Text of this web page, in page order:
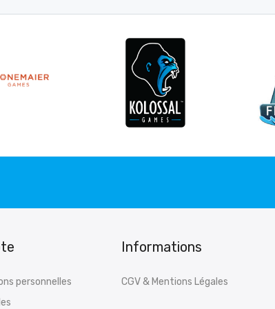
personnelles
Informations
CGV & Mentions Légales